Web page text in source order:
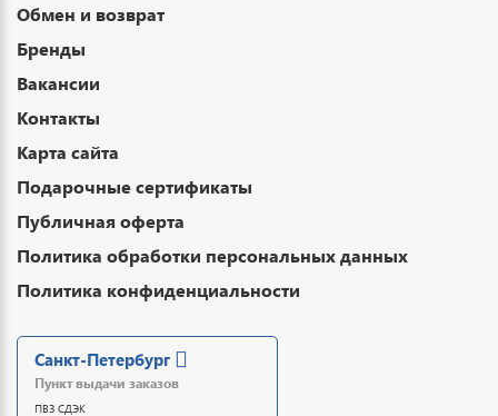
Обмен и возврат
Бренды
Вакансии
Контакты
Карта сайта
Подарочные сертификаты
Публичная оферта
Политика обработки персональных данных
Политика конфиденциальности
Санкт-Петербург
Пункт выдачи заказов
ПВЗ СДЭК